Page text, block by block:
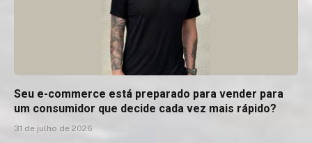
Seu e-commerce está preparado para vender para
um consumidor que decide cada vez mais rápido?
31 de julho de 2026